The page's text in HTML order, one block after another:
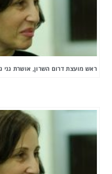
ראש מועצת דרום השרון, אושרת גני